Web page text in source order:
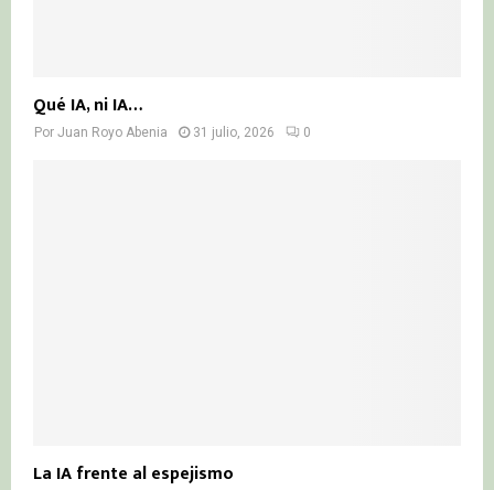
Qué IA, ni IA…
Por Juan Royo Abenia 31 julio, 2026 0
La IA frente al espejismo